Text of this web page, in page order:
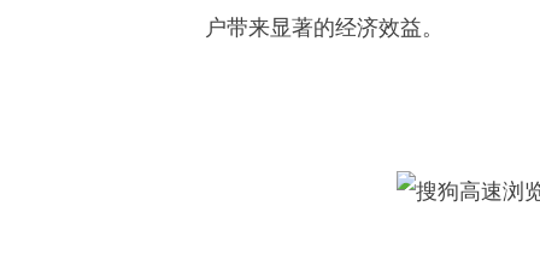
户带来显著的经济效益。